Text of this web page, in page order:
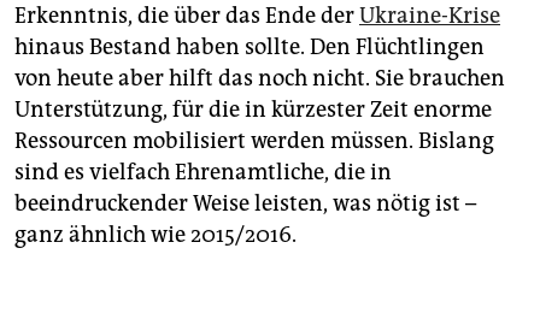
Erkenntnis, die über das Ende derUkraine-Krise
hinaus Bestand haben sollte. Den Flüchtlingen
von heute aber hilft das noch nicht. Sie brauchen
Unterstützung, für die in kürzester Zeit enorme
Ressourcen mobilisiert werden müssen. Bislang
sind es vielfach Ehrenamtliche, die in
beeindruckender Weise leisten, was nötig ist –
ganz ähnlich wie 2015/2016.